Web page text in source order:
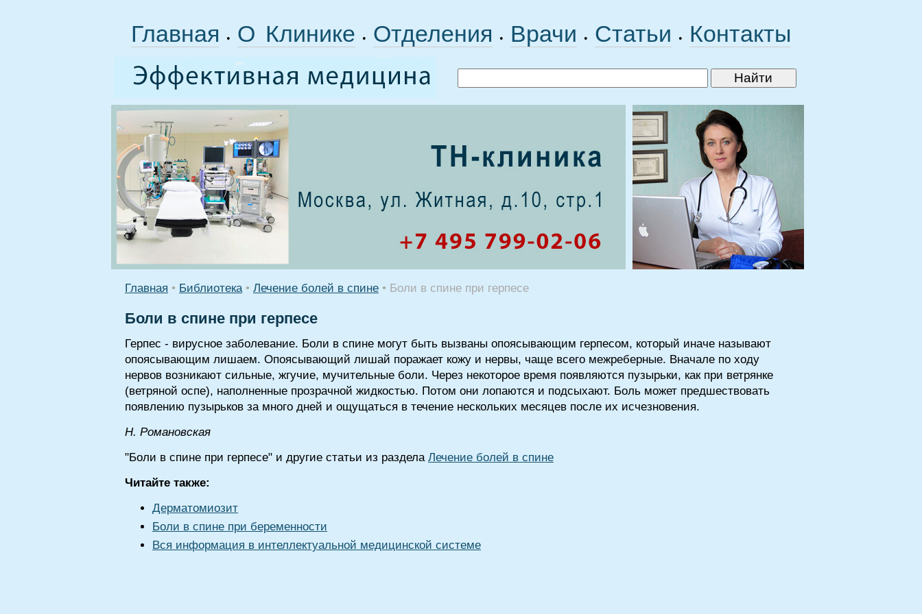
Главная • О Клинике • Отделения • Врачи • Статьи • Контакты
Главная • Библиотека • Лечение болей в спине • Боли в спине при герпесе
Боли в спине при герпесе
Герпес - вирусное заболевание. Боли в спине могут быть вызваны опоясывающим герпесом, который иначе называют
опоясывающим лишаем. Опоясывающий лишай поражает кожу и нервы, чаще всего межреберные. Вначале по ходу
нервов возникают сильные, жгучие, мучительные боли. Через некоторое время появляются пузырьки, как при ветрянке
(ветряной оспе), наполненные прозрачной жидкостью. Потом они лопаются и подсыхают. Боль может предшествовать
появлению пузырьков за много дней и ощущаться в течение нескольких месяцев после их исчезновения.
H. Poмaнoвcкaя
"Боли в спине при герпесе" и другие статьи из раздела Лечение болей в спине
Читайте также:
Дерматомиозит
Боли в спине при беременности
Вся информация в интеллектуальной медицинской системе